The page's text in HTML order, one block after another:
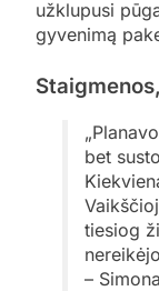
užklupusi
gyvenimą
bet
tiesiog
–